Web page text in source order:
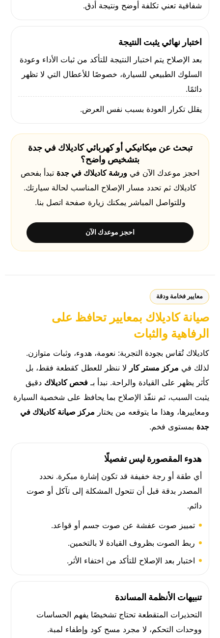
شفافية تعني تكلفة أوضح ونتيجة أدق.
اختبار نهائي يثبت النتيجة
بعد الإصلاح يتم اختبار النتيجة للتأكد من ثبات الأداء وعودة
السلوك الطبيعي للسيارة، خصوصًا للأعطال التي لا تظهر
دائمًا.
يقلل تكرار العودة بسبب نفس العرض.
تبحث عن ميكانيكي أو كهربائي كاديلاك في جدة
بتشخيص واضح؟
احجز موعدك الآن في ورشة كاديلاك في جدة تبدأ بفحص
كاديلاك ثم تحدد مسار الإصلاح المناسب لحالة سيارتك.
وللتواصل المباشر يمكنك زيارة صفحة اتصل بنا.
احجز موعدك الآن
معايير فخامة ودقة
صيانة كاديلاك بمعايير تحافظ على
الرفاهية والثبات
كاديلاك تُقاس بجودة التجربة: نعومة، هدوء، وثبات متوازن.
لذلك في مركز مستر كار لا ننظر للعطل كقطعة فقط، بل
كأثر يظهر على القيادة والراحة. نبدأ بـ فحص كاديلاك دقيق
يثبت السبب، ثم ننفّذ الإصلاح بما يحافظ على شخصية السيارة
ومعاييرها، وهذا ما يتوقعه من يختار مركز صيانة كاديلاك في
جدة بمستوى فخم.
هدوء المقصورة ليس تفصيلًا
أي طقة أو رجة خفيفة قد تكون إشارة مبكرة. نحدد
المصدر بدقة قبل أن تتحول المشكلة إلى تآكل أو صوت
دائم.
تمييز صوت عفشة عن صوت جسم أو قواعد.
ربط الصوت بظروف القيادة لا بالتخمين.
اختبار بعد الإصلاح للتأكد من اختفاء الأثر.
تنبيهات الأنظمة المساندة
التحذيرات المتقطعة تحتاج تشخيصًا يفهم الحساسات
ووحدات التحكم، لا مجرد مسح كود وإطفاء لمبة.